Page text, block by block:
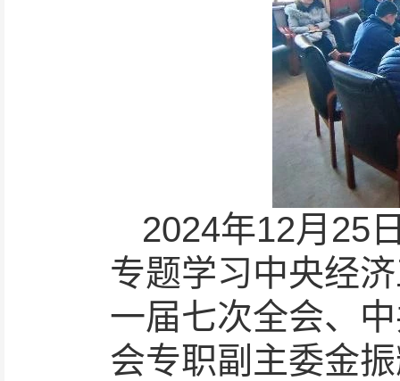
2024年12月25
专题学习中央经
一届七次全会、
会专职副主委金